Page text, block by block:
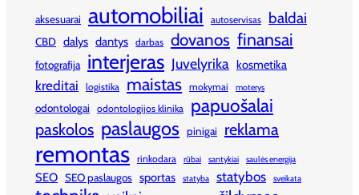
aksesuarai automobiliai autoservisas baldai
CBD dalys dantys darbas dovanos finansai
fotografija interjeras Juvelyrika kosmetika
kreditai logistika maistas mokymai moterys
odontologai odontologijos klinika papuošalai
paskolos paslaugos pinigai reklama
remontas rinkodara rūbai santykiai saulės energija
SEO SEO paslaugos sportas statyba statybos sveikata